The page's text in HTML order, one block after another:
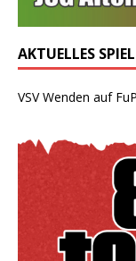
AKTUELLES
VSV Wenden auf